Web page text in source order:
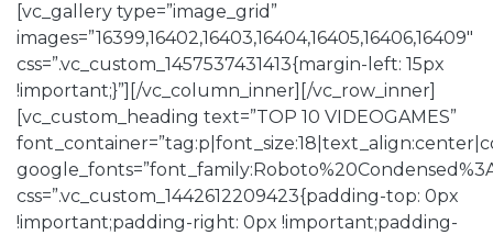
[vc_gallery type=”image_grid”
images=”16399,16402,16403,16404,16405,16406,16409″
css=”.vc_custom_1457537431413{margin-left: 15px
!important;}”][/vc_column_inner][/vc_row_inner]
[vc_custom_heading text=”TOP 10 VIDEOGAMES”
css=”.vc_custom_1442612209423{padding-top: 0px
!important;padding-right: 0px !important;padding-